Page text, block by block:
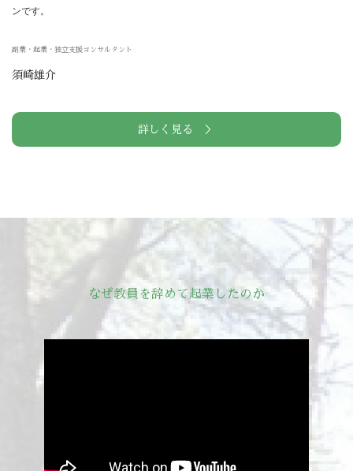
ンです。
副業・起業・独立支援コンサルタント
須崎雄介
詳しく見る ＞
なぜ教員を辞めて起業したのか